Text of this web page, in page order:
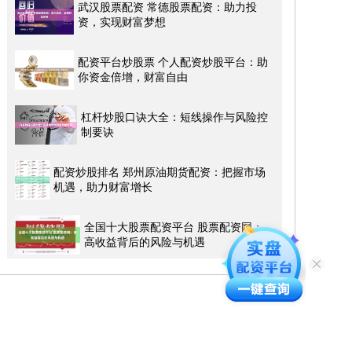
武汉股票配资 常德股票配资：助力投
资，实现财富梦想
配资平台炒股票 个人配资炒股平台：助
你资金倍增，财富自由
杠杆炒股口诀大全：短线操作与风险控
制要诀
配资炒股排名 郑州原油期货配资：把握市场
机遇，助力财富增长
全国十大股票配资平台 股票配资网：
高收益背后的风险与机遇